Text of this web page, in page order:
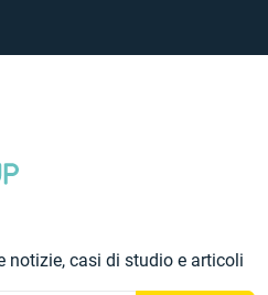
notizie, casi di studio e articoli